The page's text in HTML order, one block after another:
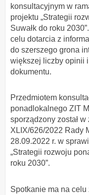
konsultacyjnym w
projektu „Strategii
Suwałk do roku
celu dotarcia z
do szerszego grona
większej liczby opinii
dokumentu.
Przedmiotem
ponadlokalnego ZIT
sporządzony został
XLIX/626/2022 Rady
28.09.2022 r. w
„Strategii rozwoju
roku 2030”.
Spotkanie ma na